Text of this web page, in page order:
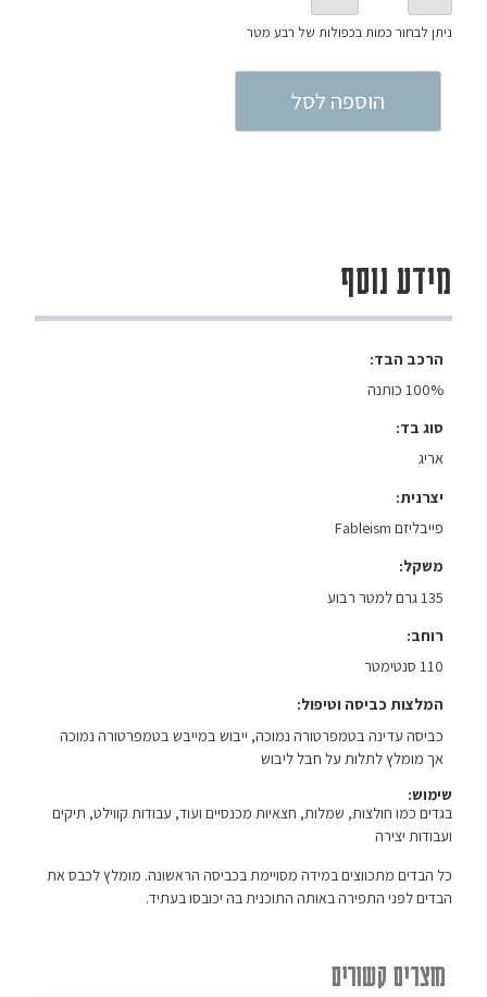
הוספה לסל
מידע נוסף
הרכב הבד
100% כותנה
סוג בד
אריג
יצרנית
פייבליזם Fableism
משקל
135 גרם למטר רבוע
רוחב
110 סנטימטר
המלצות כביסה וטיפול
כביסה עדינה בטמפרטורה נמוכה, ייבוש במייבש בטמפרטורה נמוכה
אך מומלץ לתלות על חבל ליבוש
שימוש:
בגדים כמו חולצות, שמלות, חצאיות מכנסיים ועוד, עבודות קווילט, תיקים
ועבודות יצירה
כל הבדים מתכווצים במידה מסויימת בכביסה הראשונה. מומלץ לכבס את
הבדים לפני התפירה באותה התוכנית בה יכובסו בעתיד.
מוצרים קשורים